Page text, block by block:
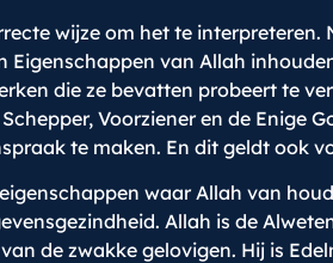
wijze om het te
Eigenschappen van Allah
die ze bevatten probeert te
Voorziener en de Enige
te maken. En dit geldt ook
waar Allah van
Allah is de
de zwakke gelovigen. Hij is